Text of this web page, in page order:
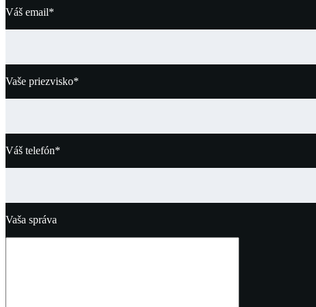
Váš email*
Vaše priezvisko*
Váš telefón*
Vaša správa